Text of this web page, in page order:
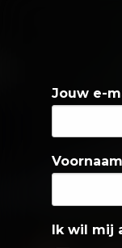
Jouw e-
Voornaam
Ik wil mij